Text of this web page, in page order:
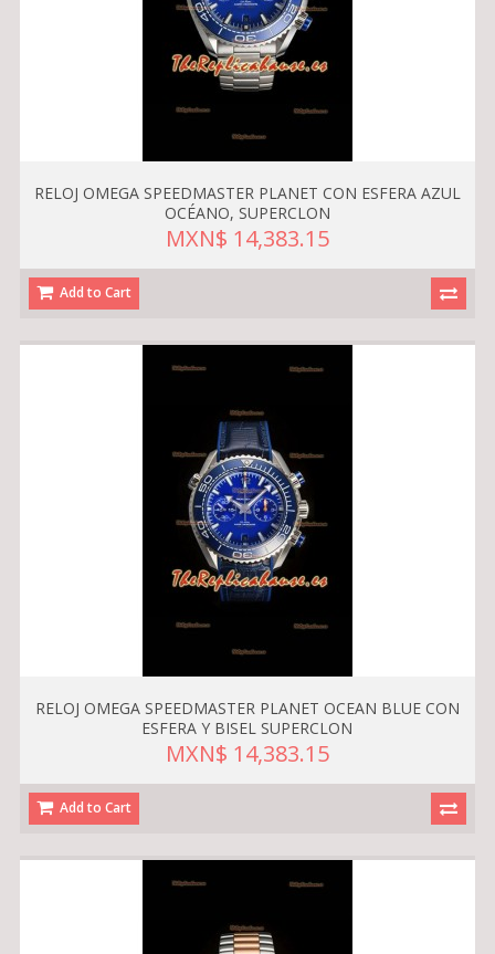
RELOJ OMEGA SPEEDMASTER PLANET CON ESFERA AZUL
OCÉANO, SUPERCLON
MXN$ 14,383.15
Add to Cart
RELOJ OMEGA SPEEDMASTER PLANET OCEAN BLUE CON
ESFERA Y BISEL SUPERCLON
MXN$ 14,383.15
Add to Cart